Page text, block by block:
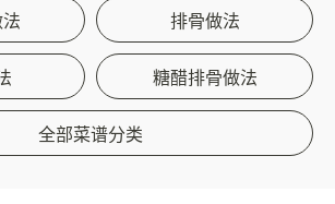
排骨做法
糖醋排骨做法
全部菜谱分类